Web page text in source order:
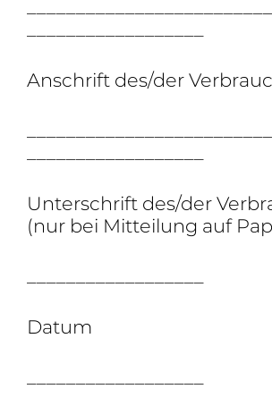
Anschrift des/der
Unter­schrift des/der
(nur bei Mittei­lung auf
Datum